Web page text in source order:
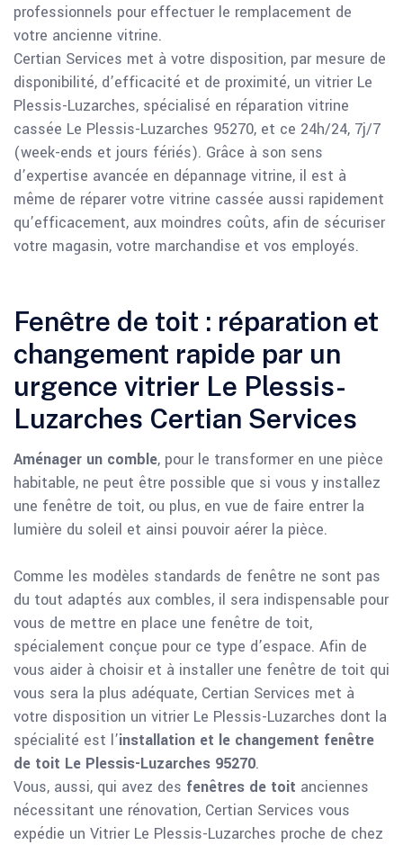
professionnels pour effectuer le remplacement de
votre ancienne vitrine.
Certian Services met à votre disposition, par mesure de
disponibilité, d’efficacité et de proximité, un vitrier Le
Plessis-Luzarches, spécialisé en réparation vitrine
cassée Le Plessis-Luzarches 95270, et ce 24h/24, 7j/7
(week-ends et jours fériés). Grâce à son sens
d’expertise avancée en dépannage vitrine, il est à
même de réparer votre vitrine cassée aussi rapidement
qu’efficacement, aux moindres coûts, afin de sécuriser
votre magasin, votre marchandise et vos employés.
Fenêtre de toit : réparation et
changement rapide par un
urgence vitrier Le Plessis-
Luzarches Certian Services
Aménager un comble, pour le transformer en une pièce
habitable, ne peut être possible que si vous y installez
une fenêtre de toit, ou plus, en vue de faire entrer la
lumière du soleil et ainsi pouvoir aérer la pièce.
Comme les modèles standards de fenêtre ne sont pas
du tout adaptés aux combles, il sera indispensable pour
vous de mettre en place une fenêtre de toit,
spécialement conçue pour ce type d’espace. Afin de
vous aider à choisir et à installer une fenêtre de toit qui
vous sera la plus adéquate, Certian Services met à
votre disposition un vitrier Le Plessis-Luzarches dont la
spécialité est l’installation et le changement fenêtre
de toit Le Plessis-Luzarches 95270.
Vous, aussi, qui avez des fenêtres de toit anciennes
nécessitant une rénovation, Certian Services vous
expédie un Vitrier Le Plessis-Luzarches proche de chez